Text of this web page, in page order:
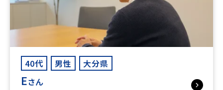
40代 男性 大分県
Eさん